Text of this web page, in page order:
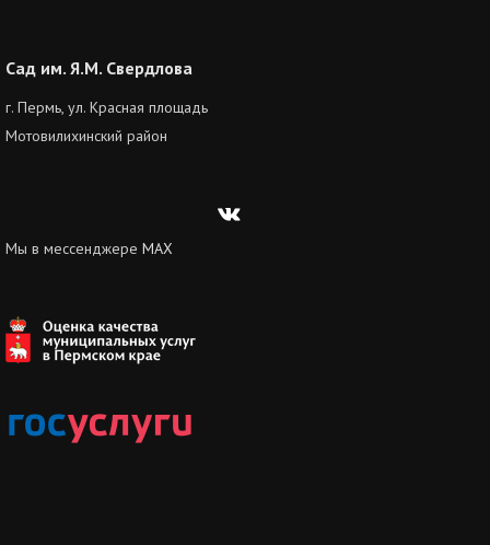
Сад им. Я.М. Свердлова
г. Пермь, ул. Красная площадь
Мотовилихинский район
Вконтакте
Мы в мессенджере MAX